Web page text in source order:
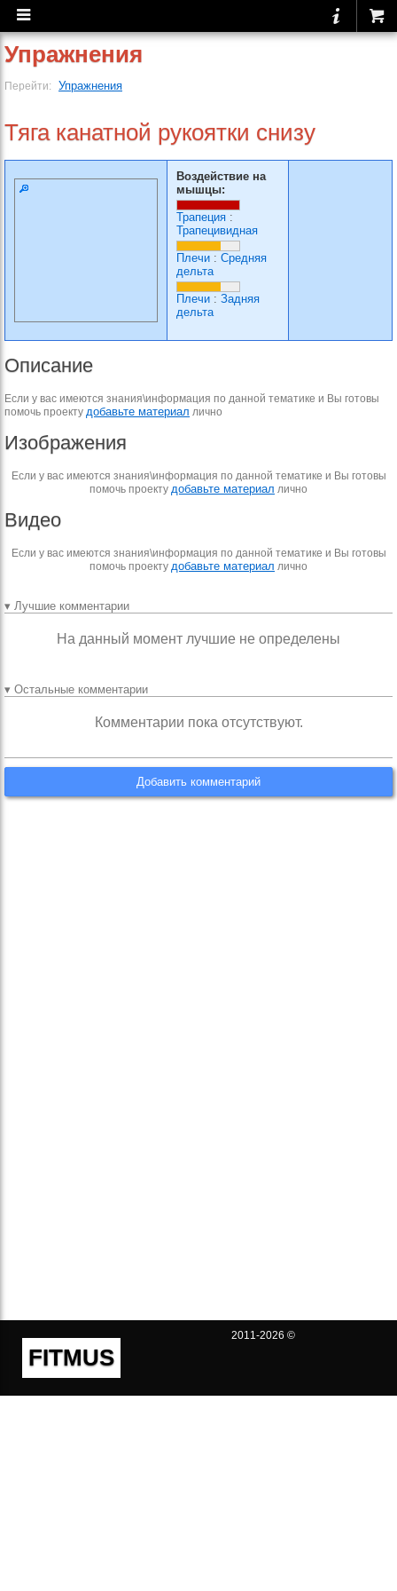
Упражнения
Перейти: Упражнения
Тяга канатной рукоятки снизу
Воздействие на
мышцы:
Трапеция :
Трапецивидная
Плечи : Средняя
дельта
Плечи : Задняя
дельта
Описание
Если у вас имеются знания\информация по данной тематике и Вы готовы
помочь проекту добавьте материал лично
Изображения
Если у вас имеются знания\информация по данной тематике и Вы готовы
помочь проекту добавьте материал лично
Видео
Если у вас имеются знания\информация по данной тематике и Вы готовы
помочь проекту добавьте материал лично
▾ Лучшие комментарии
На данный момент лучшие не определены
▾ Остальные комментарии
Комментарии пока отсутствуют.
Добавить комментарий
FITMUS
2011-2026 ©